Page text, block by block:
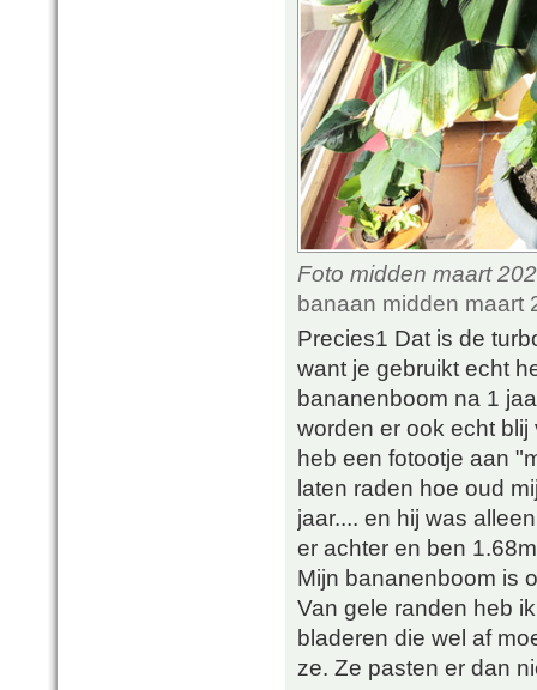
Foto midden maart
banaan midden maart
Precies1 Dat is de
want je gebruikt echt
bananenboom na 1
worden er ook echt
heb een fotootje aan
laten raden hoe oud
jaar.... en hij was
er achter en ben
Mijn bananenboom is
Van gele randen heb
bladeren die wel af
ze. Ze pasten er dan